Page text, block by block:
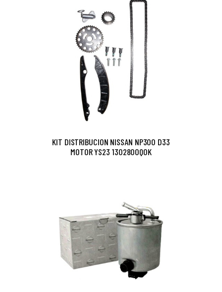
KIT DISTRIBUCION NISSAN NP300 D33
MOTOR YS23 1302800Q0K